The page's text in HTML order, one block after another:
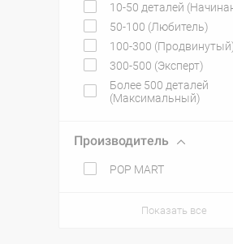
10-50 деталей
50-100 (Любитель)
100-300
300-500 (Эксперт)
Более 500 деталей
(Максимальный)
Производитель
POP MART
Показать все